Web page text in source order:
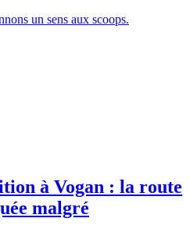
à Vogan : la route
malgré